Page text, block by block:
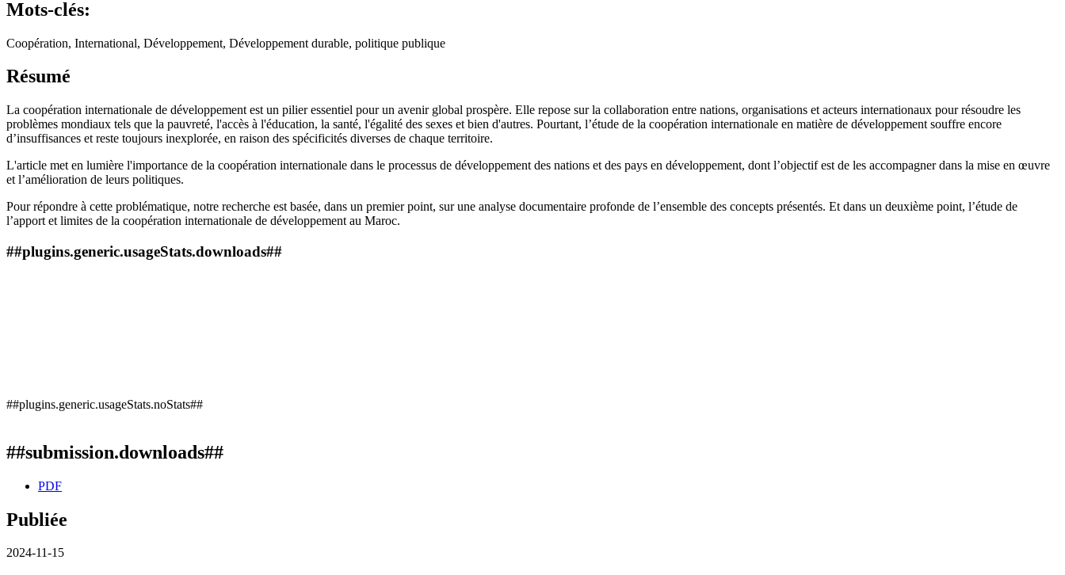
Mots-clés:
Coopération, International, Développement, Développement durable, politique publique
Résumé
La coopération internationale de développement est un pilier essentiel pour un avenir global prospère. Elle repose sur la collaboration entre nations, organisations et acteurs internationaux pour résoudre les
problèmes mondiaux tels que la pauvreté, l'accès à l'éducation, la santé, l'égalité des sexes et bien d'autres. Pourtant, l’étude de la coopération internationale en matière de développement souffre encore
d’insuffisances et reste toujours inexplorée, en raison des spécificités diverses de chaque territoire.
L'article met en lumière l'importance de la coopération internationale dans le processus de développement des nations et des pays en développement, dont l’objectif est de les accompagner dans la mise en œuvre
et l’amélioration de leurs politiques.
Pour répondre à cette problématique, notre recherche est basée, dans un premier point, sur une analyse documentaire profonde de l’ensemble des concepts présentés. Et dans un deuxième point, l’étude de
l’apport et limites de la coopération internationale de développement au Maroc.
##plugins.generic.usageStats.downloads##
##plugins.generic.usageStats.noStats##
##submission.downloads##
PDF
Publiée
2024-11-15